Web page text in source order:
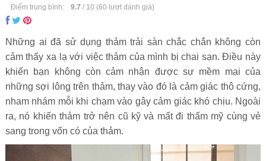
Điểm trung bình:
9.7 / 10 (60 lượt đánh giá)
Những ai đã sử dụng thảm trải sàn chắc chắn không còn
cảm thấy xa lạ với việc thảm của mình bị chai sạn. Điều này
khiến bạn không còn cảm nhận được sự mềm mại của
những sợi lông trên thảm, thay vào đó là cảm giác thô cứng,
nham nhám mỗi khi chạm vào gây cảm giác khó chịu. Ngoài
ra, nó khiến thảm trở nên cũ kỹ và mất đi thẩm mỹ cùng vẻ
sang trong vốn có của thảm.